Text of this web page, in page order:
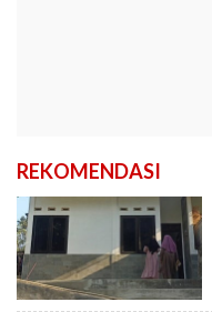
REKOMENDASI